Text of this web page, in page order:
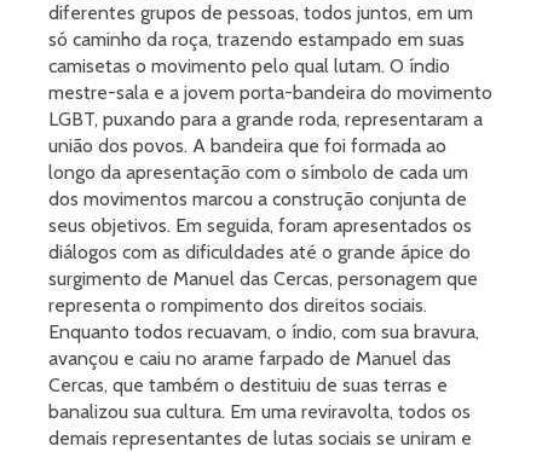
diferentes grupos de pessoas, todos juntos, em um
só caminho da roça, trazendo estampado em suas
camisetas o movimento pelo qual lutam. O índio
mestre-sala e a jovem porta-bandeira do movimento
LGBT, puxando para a grande roda, representaram a
união dos povos. A bandeira que foi formada ao
longo da apresentação com o símbolo de cada um
dos movimentos marcou a construção conjunta de
seus objetivos. Em seguida, foram apresentados os
diálogos com as dificuldades até o grande ápice do
surgimento de Manuel das Cercas, personagem que
representa o rompimento dos direitos sociais.
Enquanto todos recuavam, o índio, com sua bravura,
avançou e caiu no arame farpado de Manuel das
Cercas, que também o destituiu de suas terras e
banalizou sua cultura. Em uma reviravolta, todos os
demais representantes de lutas sociais se uniram e